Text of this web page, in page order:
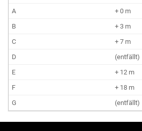
+ 0 m
+ 3 m
+ 7 m
(entfällt)
+ 12 m
+ 18 m
(entfällt)